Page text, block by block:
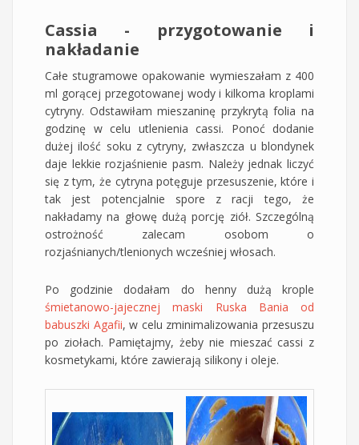
Cassia - przygotowanie i
nakładanie
Całe stugramowe opakowanie wymieszałam z 400
ml gorącej przegotowanej wody i kilkoma kroplami
cytryny. Odstawiłam mieszaninę przykrytą folia na
godzinę w celu utlenienia cassi. Ponoć dodanie
dużej ilość soku z cytryny, zwłaszcza u blondynek
daje lekkie rozjaśnienie pasm. Należy jednak liczyć
się z tym, że cytryna potęguje przesuszenie, które i
tak jest potencjalnie spore z racji tego, że
nakładamy na głowę dużą porcję ziół. Szczególną
ostrożność zalecam osobom o
rozjaśnianych/tlenionych wcześniej włosach.
Po godzinie dodałam do henny dużą krople
śmietanowo-jajecznej maski Ruska Bania od
babuszki Agafii, w celu zminimalizowania przesuszu
po ziołach. Pamiętajmy, żeby nie mieszać cassi z
kosmetykami, które zawierają silikony i oleje.